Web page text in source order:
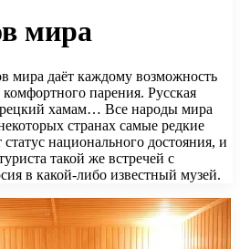
мира
мира даёт каждому возможность
парения. Русская
хамам… Все народы мира
странах самые редкие
национального достояния, и
такой же встречей с
в какой-либо известный музей.